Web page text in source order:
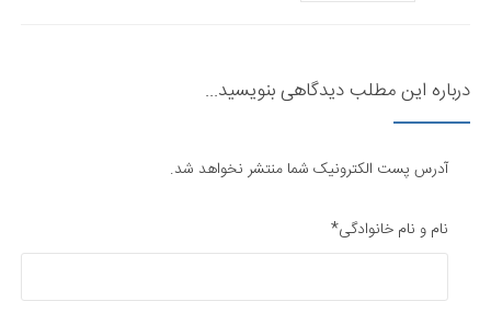
درباره این مطلب دیدگاهی بنویسید...
آدرس پست الکترونیک شما منتشر نخواهد شد.
نام و نام خانوادگی*